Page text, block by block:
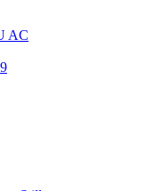
AC